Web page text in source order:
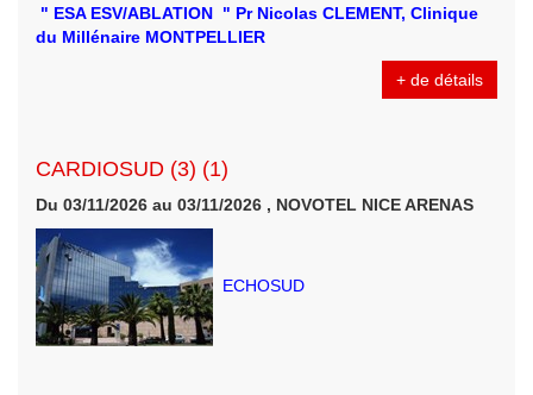
" ESA ESV/ABLATION " Pr Nicolas CLEMENT, Clinique
du Millénaire MONTPELLIER
+ de détails
CARDIOSUD (3) (1)
Du 03/11/2026 au 03/11/2026 , NOVOTEL NICE ARENAS
ECHOSUD